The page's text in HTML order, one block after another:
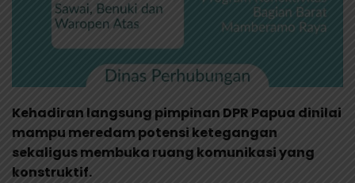
Kehadiran langsung pimpinan DPR Papua dinilai
mampu meredam potensi ketegangan
sekaligus membuka ruang komunikasi yang
konstruktif.